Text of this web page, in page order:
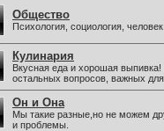
Общество
Психология, социология, человек
Кулинария
Вкусная еда и хорошая
остальных вопросов, важных
Он и Она
Мы такие разные,но не можем
и проблемы.